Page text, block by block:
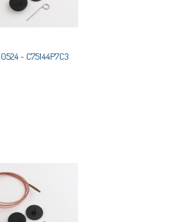
- C75144P7C3